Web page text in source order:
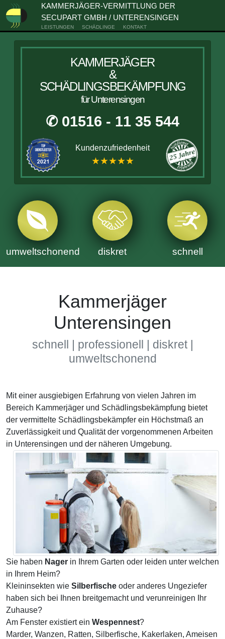
KAMMERJÄGER-VERMITTLUNG DER
SECUPART GMBH / UNTERENSINGEN
LEISTUNGEN SCHÄDLINGE KONTAKT
KAMMERJÄGER
&
SCHÄDLINGSBEKÄMPFUNG
für Unterensingen
✆ 01516 - 11 35 544
Kundenzufriedenheit
★★★★★
umweltschonend diskret schnell
Kammerjäger
Unterensingen
schnell | professionell | diskret |
umweltschonend
Mit einer ausgiebigen Erfahrung von vielen Jahren im
Bereich Kammerjäger und Schädlingsbekämpfung bietet
der vermittelte Schädlingsbekämpfer ein Höchstmaß an
Zuverlässigkeit und Qualität der vorgenommenen Arbeiten
in Unterensingen und der näheren Umgebung.
Sie haben Nager in Ihrem Garten oder leiden unter welchen
in Ihrem Heim?
Kleininsekten wie Silberfische oder anderes Ungeziefer
haben sich bei Ihnen breitgemacht und verunreinigen Ihr
Zuhause?
Am Fenster existiert ein Wespennest?
Marder, Wanzen, Ratten, Silberfische, Kakerlaken, Ameisen